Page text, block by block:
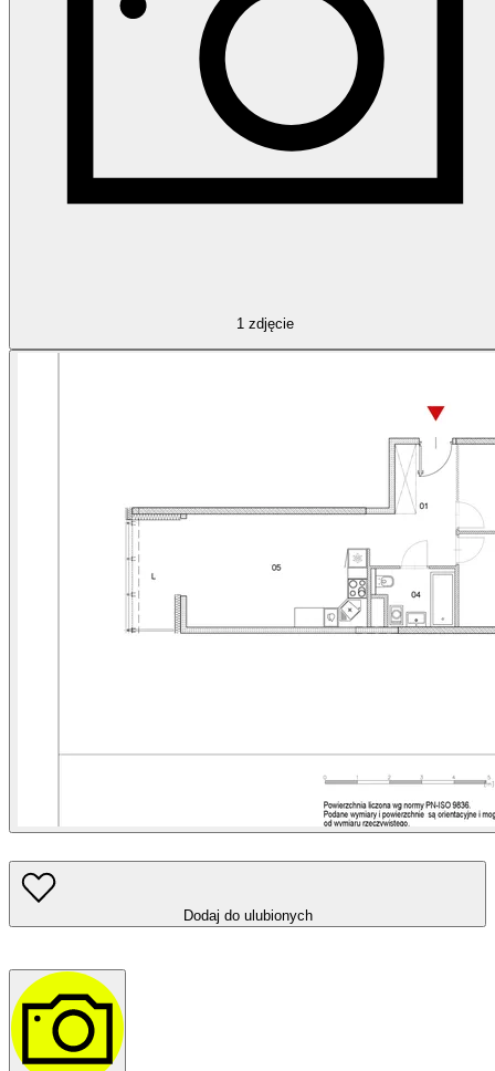
1 zdjęcie
Dodaj do ulubionych